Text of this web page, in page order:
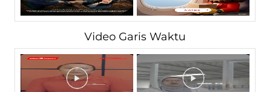
Video Garis Waktu